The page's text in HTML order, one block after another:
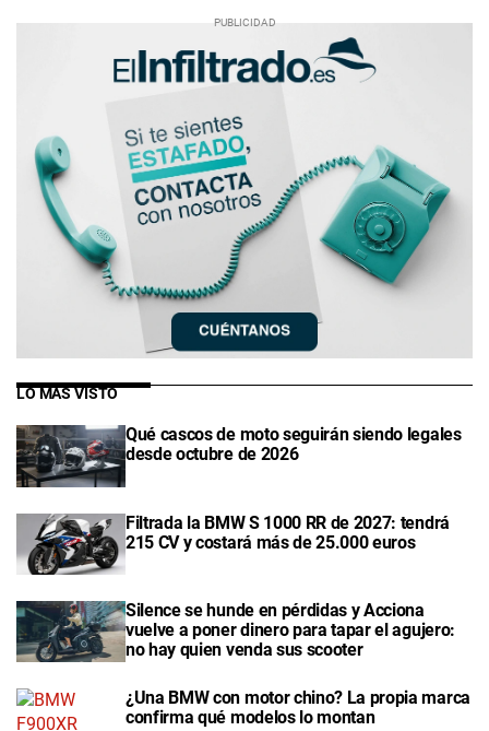
LO MÁS VISTO
Qué cascos de moto seguirán siendo legales
desde octubre de 2026
Filtrada la BMW S 1000 RR de 2027: tendrá
215 CV y costará más de 25.000 euros
Silence se hunde en pérdidas y Acciona
vuelve a poner dinero para tapar el agujero:
no hay quien venda sus scooter
¿Una BMW con motor chino? La propia marca
confirma qué modelos lo montan